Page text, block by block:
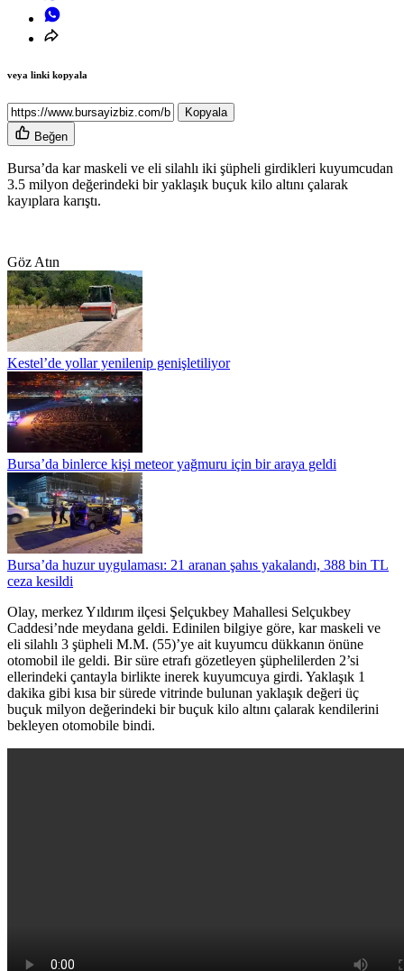
veya linki kopyala
Kopyala
Beğen
Bursa’da kar maskeli ve eli silahlı iki şüpheli girdikleri kuyumcudan
3.5 milyon değerindeki bir yaklaşık buçuk kilo altını çalarak
kayıplara karıştı.
Göz Atın
Kestel’de yollar yenilenip genişletiliyor
Bursa’da binlerce kişi meteor yağmuru için bir araya geldi
Bursa’da huzur uygulaması: 21 aranan şahıs yakalandı, 388 bin TL
ceza kesildi
Olay, merkez Yıldırım ilçesi Şelçukbey Mahallesi Selçukbey
Caddesi’nde meydana geldi. Edinilen bilgiye göre, kar maskeli ve
eli silahlı 3 şüpheli M.M. (55)’ye ait kuyumcu dükkanın önüne
otomobil ile geldi. Bir süre etrafı gözetleyen şüphelilerden 2’si
ellerindeki çantayla birlikte inerek kuyumcuya girdi. Yaklaşık 1
dakika gibi kısa bir sürede vitrinde bulunan yaklaşık değeri üç
buçuk milyon değerindeki bir buçuk kilo altını çalarak kendilerini
bekleyen otomobile bindi.